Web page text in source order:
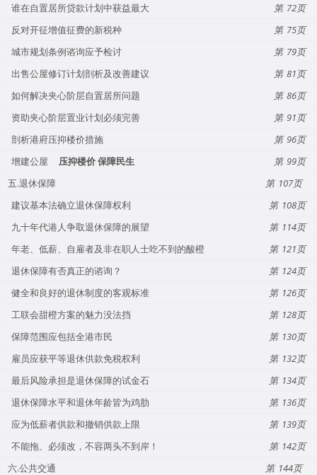
谁在自置居所贷款计划中获益最大
72
反对开征增值征费的新税种
75
城市规划条例谘询应予检讨
79
出售公屋修订计划剖析及改善建议
81
如何解决夹心阶层自置居所问题
86
资助夹心阶层置业计划必须完善
91
剖析港府压抑楼价措施
96
增建公屋
压抑楼价 保障民生
99
五.退休保障
107
建议基本法确立退休保障权利
108
九十年代港人争取退休保障的展望
114
年老、低薪、自雇者及非在职人士吃不到的酸橙
121
退休保障有否真正的谘询？
124
健全和良好的退休制度的客观标准
126
工联会甜橙方案的魅力没法挡
128
保障范围应包括全港市民
130
雇员应获平等退休供款免税权利
132
最后风险承担是退休保障的试金石
134
退休保障水平和退休年龄皆为鸡肋
136
应为低薪者供款和撤销供款上限
139
不能拖、必须改，不容两头不到岸！
142
六.公共交通
144